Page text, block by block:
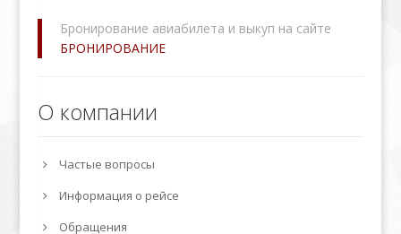
Бронирование авиабилета и выкуп на сайте
БРОНИРОВАНИЕ
О компании
Частые вопросы
Информация о рейсе
Обращения